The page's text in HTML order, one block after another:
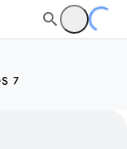
7